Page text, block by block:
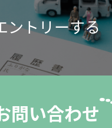
ントリーする
問い合わせ